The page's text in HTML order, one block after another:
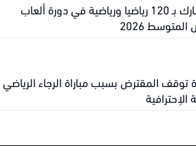
المغرب يشارك بـ 120 رياضيا ورياضية في دورة ألعاب
2026
المقترض بسبب مباراة الرجاء الرياضي